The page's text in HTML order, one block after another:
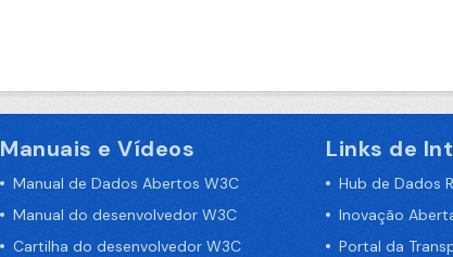
Manuais e Vídeos
Manual de Dados Abertos W3C
Manual do desenvolvedor W3C
Cartilha do desenvolvedor W3C
Links de
Hub de Dados
Inovação
Portal da